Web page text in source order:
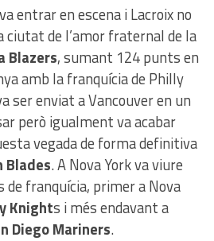
entrar en escena i Lacroix no
de l’amor fraternal de la
Blazers, sumant 124 punts en
amb la franquícia de Philly
ser enviat a Vancouver en un
però igualment va acabar
vegada de forma definitiva
Blades. A Nova York va viure
de franquícia, primer a Nova
Knights i més endavant a
Diego Mariners.